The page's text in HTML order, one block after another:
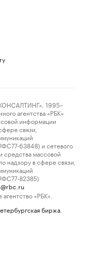
1995–
агентства «РБК»
информации
связи,
63848) и сетевого
средства массовой
надзору в сфере связи,
82385)
«РБК».
биржа